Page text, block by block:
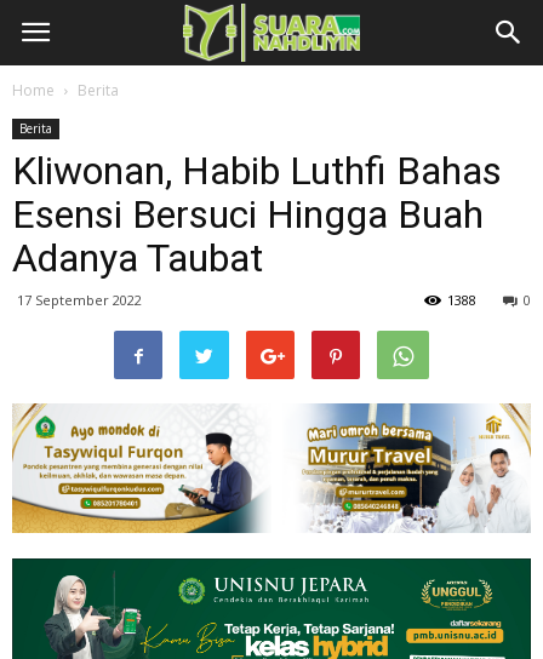
Home Berita
Berita
Kliwonan, Habib Luthfi Bahas
Esensi Bersuci Hingga Buah
Adanya Taubat
17 September 2022 0
1388